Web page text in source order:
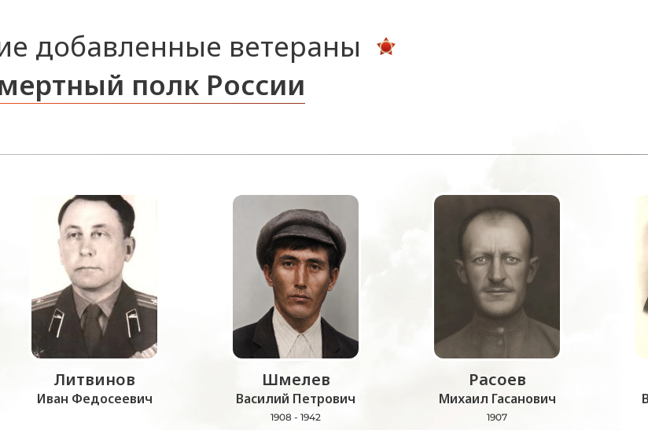
добавленные ветераны
полк России
Литвинов
Иван Федосеевич
Шмелев
Василий Петрович
1908 - 1942
Расоев
Михаил Гасанович
1907